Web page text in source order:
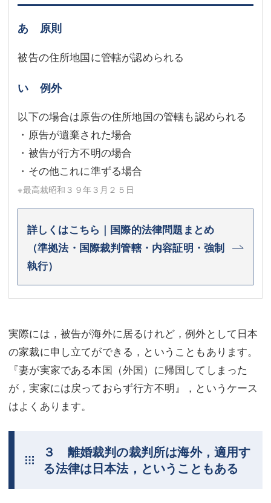
あ 原則
被告の住所地国に管轄が認められる
い 例外
以下の場合は原告の住所地国の管轄も認められる
・原告が遺棄された場合
・被告が行方不明の場合
・その他これに準ずる場合
※最高裁昭和３９年３月２５日
詳しくはこちら｜国際的法律問題まとめ
（準拠法・国際裁判管轄・内容証明・強制
執行）
実際には，被告が海外に居るけれど，例外として日本
の家裁に申し立てができる，ということもあります。
『妻が実家である本国（外国）に帰国してしまった
が，実家には戻っておらず行方不明』，というケース
はよくあります。
３ 離婚裁判の裁判所は海外，適用す
る法律は日本法，ということもある